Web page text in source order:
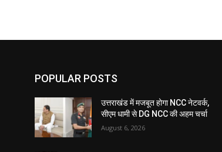
POPULAR POSTS
उत्तराखंड में मजबूत होगा NCC नेटवर्क,
सीएम धामी से DG NCC की अहम चर्चा
August 6, 2026